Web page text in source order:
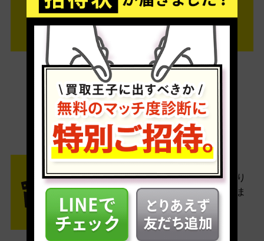
ご利用は簡単3ステップ
- FLOW -
STEP1 お申込み・梱包
ネットでお申込みしたら、箱に売り
たい商品をいろいろ詰めて梱包しま
す。